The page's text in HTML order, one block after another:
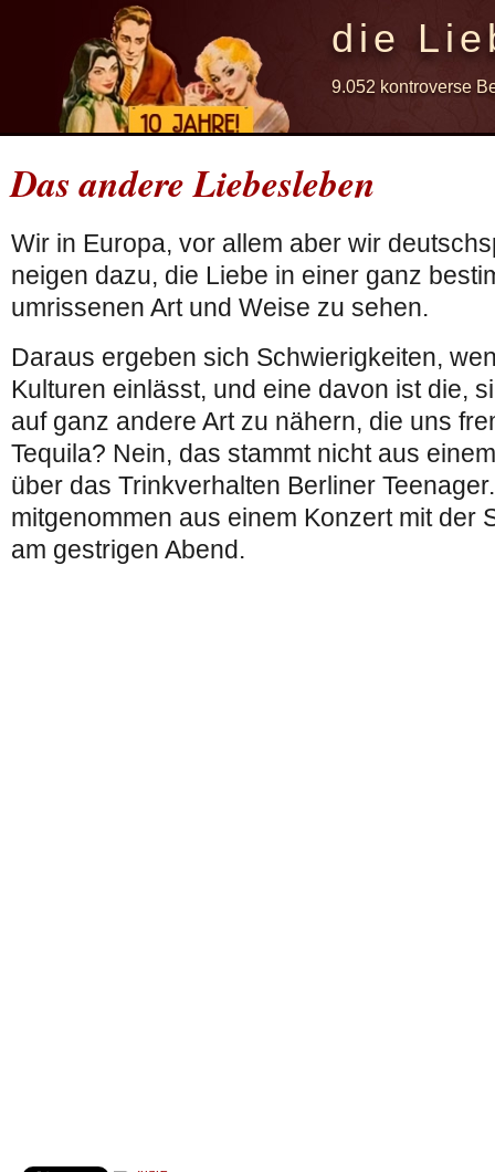
die
9.052 kontroverse
Das andere Liebesleben
Wir in Europa, vor allem aber wir
neigen dazu, die Liebe in einer ganz
umrissenen Art und Weise zu sehen.
Daraus ergeben sich Schwierigkeiten,
Kulturen einlässt, und eine davon ist die,
auf ganz andere Art zu nähern, die uns
Tequila? Nein, das stammt nicht aus
über das Trinkverhalten Berliner
mitgenommen aus einem Konzert mit der
am gestrigen Abend.